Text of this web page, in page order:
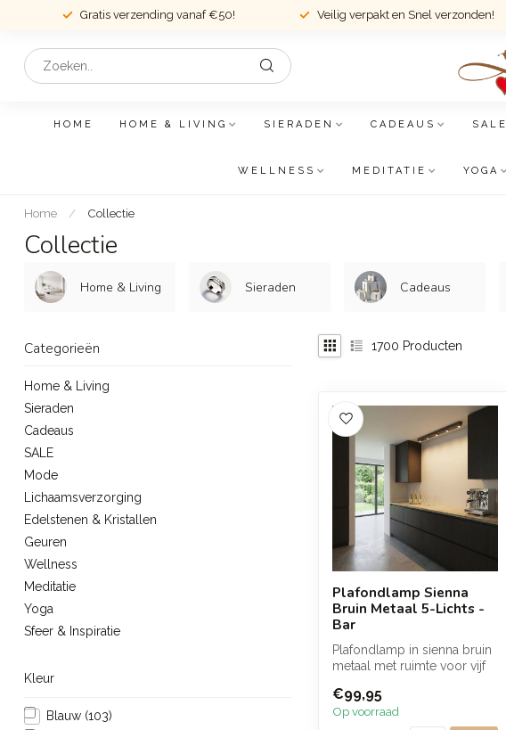
Gratis verzending vanaf €50! Veilig verpakt en Snel verzonden!
HOME HOME & LIVING SIERADEN CADEAUS SALE
WELLNESS MEDITATIE YOGA
Home / Collectie
Collectie
Home & Living Sieraden Cadeaus
Categorieën
Home & Living
Sieraden
Cadeaus
SALE
Mode
Lichaamsverzorging
Edelstenen & Kristallen
Geuren
Wellness
Meditatie
Yoga
Sfeer & Inspiratie
Kleur
Blauw (103)
1700 Producten
Plafondlamp Sienna
Bruin Metaal 5-Lichts -
Bar
Plafondlamp in sienna bruin
metaal met ruimte voor vijf
€99,95
Op voorraad